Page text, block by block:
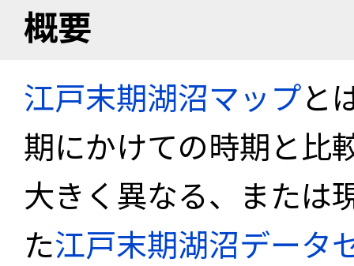
概要
江戸末期湖沼マップと
期にかけての時期と比
大きく異なる、または
た江戸末期湖沼データ